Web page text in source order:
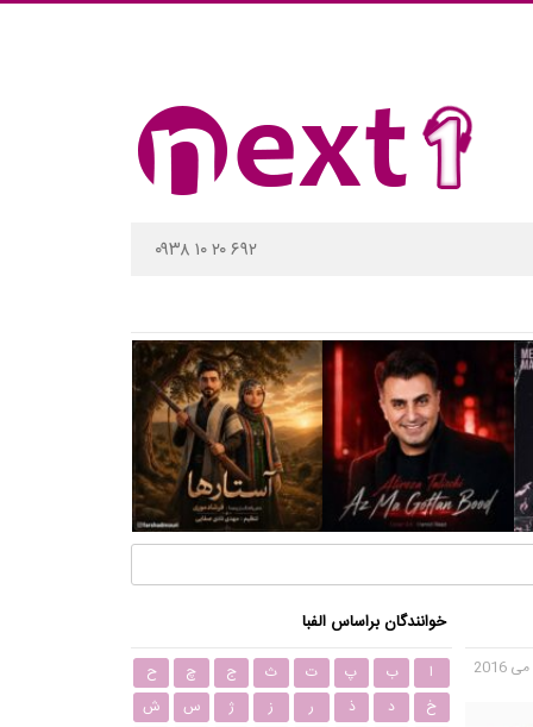
۰۹۳۸ ۱۰ ۲۰ ۶۹۲
خوانندگان براساس الفبا
ا ب پ ت ث ج چ
ح
خ
د ذ ر ز ژ س
ش